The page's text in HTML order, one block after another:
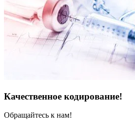
Качественное кодирование!
Обращайтесь к нам!